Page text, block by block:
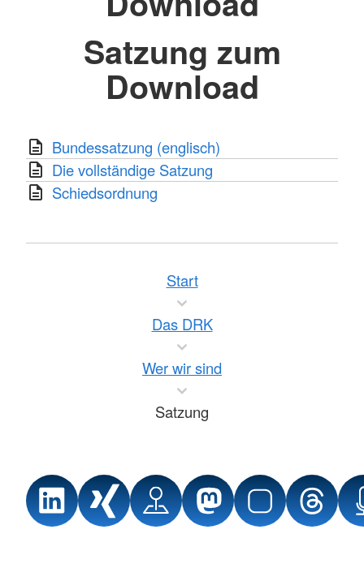
Satzung zum
Download
Bundessatzung (englisch)
Die vollständige Satzung
Schiedsordnung
Start
Das DRK
Wer wir sind
Satzung